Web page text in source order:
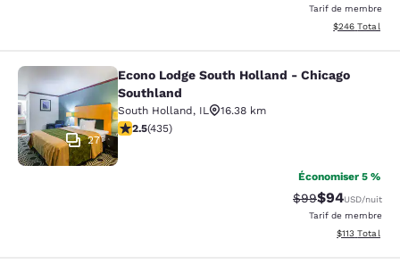
Tarif de membre
Afficher les
$246 Total
Econo Lodge South Holland -
27
Econo Lodge South Holland - Chicago
Southland
South Holland, IL
16.38 km
2.47 étoiles. Moyen. 435 commentaires
2.5(435)
Économiser 5 %
Tarif barré :
$99Tarif réduit :
$94USD/nuit
Tarif de membre
Afficher les
$113 Total